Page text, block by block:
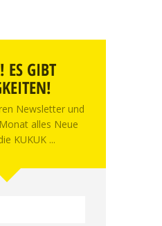
ES GIBT
Newsletter und
alles Neue
KUKUK ...